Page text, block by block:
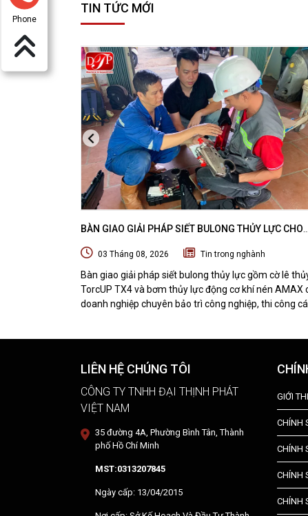
Phone
TIN TỨC MỚI
BÀN GIAO GIẢI PHÁP SIẾT BULONG THỦY LỰC CHO
ÁN OFFSHORE
03 Tháng 08, 2026 Tin trong nghành
Bàn giao giải pháp siết bulong thủy lực gồm cờ lê
TorcUP TX4 và bơm thủy lực động cơ khí nén AMAX
doanh nghiệp chuyên bảo trì công nghiệp, thi công
LIÊN HỆ CHÚNG TÔI
CÔNG TY TNHH ĐẠI THỊNH PHÁT
VIỆT NAM
35 đường 4A, Phường Bình Tân, Thành
phố Hồ Chí Minh
MST:0313207845
Ngày cấp: 13/04/2015
GIỚI
CHÍNH
CHÍNH
CHÍNH
CHÍNH